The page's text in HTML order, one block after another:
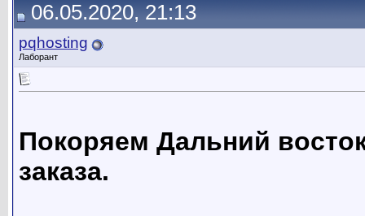
06.05.2020, 21:13
pqhosting
Лаборант
Покоряем Дальний
заказа.